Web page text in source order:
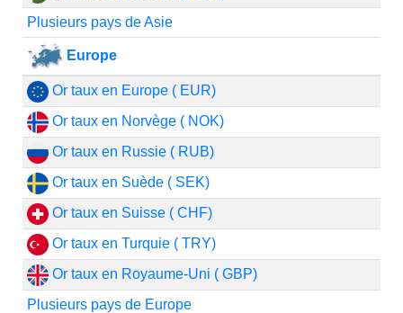
Plusieurs pays de Asie
Europe
Or taux en Europe ( EUR)
Or taux en Norvège ( NOK)
Or taux en Russie ( RUB)
Or taux en Suède ( SEK)
Or taux en Suisse ( CHF)
Or taux en Turquie ( TRY)
Or taux en Royaume-Uni ( GBP)
Plusieurs pays de Europe